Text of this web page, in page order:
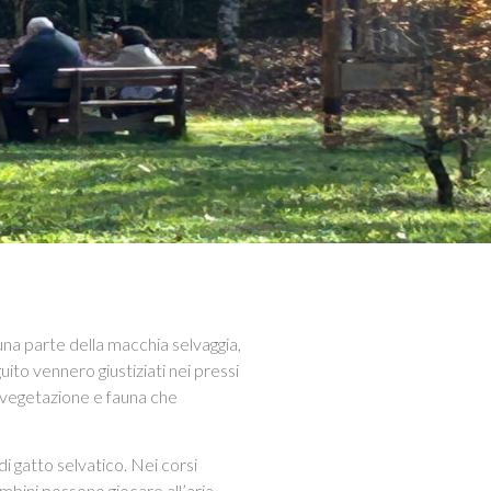
parte della macchia selvaggia,
vennero giustiziati nei pressi
e fauna che
gatto selvatico. Nei corsi